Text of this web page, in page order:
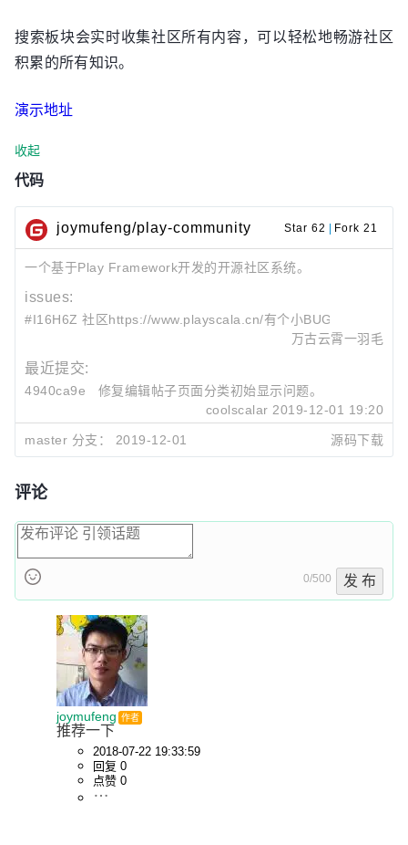
搜索板块会实时收集社区所有内容，可以轻松地畅游社区
积累的所有知识。
演示地址
收起
代码
joymufeng/play-community Star 62 Fork 21
一个基于Play Framework开发的开源社区系统。
issues:
#I16H6Z 社区https://www.playscala.cn/有个小BUG！
万古云霄一羽毛
最近提交:
4940ca9e
修复编辑帖子页面分类初始显示问题。
coolscalar 2019-12-01 19:20
2019-11-30 12:44
master 分支： 2019-12-01 源码下载
评论
0/500 发 布
joymufeng 作者
推荐一下
2018-07-22 19:33:59
回复 0
点赞 0